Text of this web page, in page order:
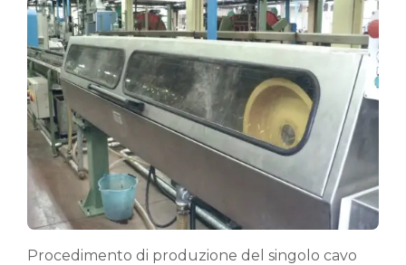
Procedimento di produzione del singolo cavo